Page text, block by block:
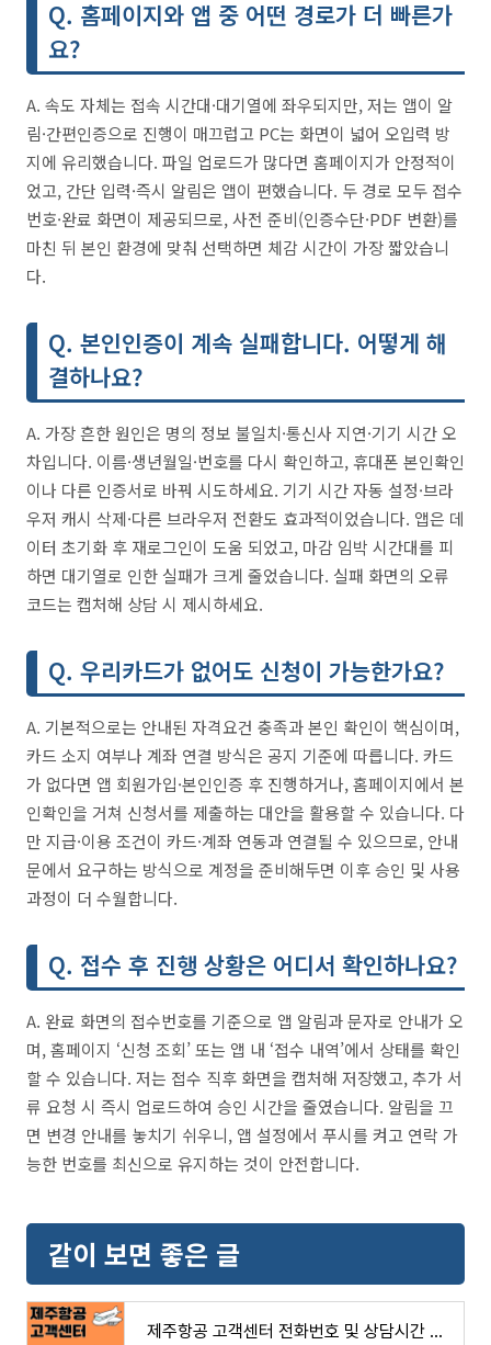
Q. 홈페이지와 앱 중 어떤 경로가 더 빠른가
요?
A. 속도 자체는 접속 시간대·대기열에 좌우되지만, 저는 앱이 알
림·간편인증으로 진행이 매끄럽고 PC는 화면이 넓어 오입력 방
지에 유리했습니다. 파일 업로드가 많다면 홈페이지가 안정적이
었고, 간단 입력·즉시 알림은 앱이 편했습니다. 두 경로 모두 접수
번호·완료 화면이 제공되므로, 사전 준비(인증수단·PDF 변환)를
마친 뒤 본인 환경에 맞춰 선택하면 체감 시간이 가장 짧았습니
다.
Q. 본인인증이 계속 실패합니다. 어떻게 해
결하나요?
A. 가장 흔한 원인은 명의 정보 불일치·통신사 지연·기기 시간 오
차입니다. 이름·생년월일·번호를 다시 확인하고, 휴대폰 본인확인
이나 다른 인증서로 바꿔 시도하세요. 기기 시간 자동 설정·브라
우저 캐시 삭제·다른 브라우저 전환도 효과적이었습니다. 앱은 데
이터 초기화 후 재로그인이 도움 되었고, 마감 임박 시간대를 피
하면 대기열로 인한 실패가 크게 줄었습니다. 실패 화면의 오류
코드는 캡처해 상담 시 제시하세요.
Q. 우리카드가 없어도 신청이 가능한가요?
A. 기본적으로는 안내된 자격요건 충족과 본인 확인이 핵심이며,
카드 소지 여부나 계좌 연결 방식은 공지 기준에 따릅니다. 카드
가 없다면 앱 회원가입·본인인증 후 진행하거나, 홈페이지에서 본
인확인을 거쳐 신청서를 제출하는 대안을 활용할 수 있습니다. 다
만 지급·이용 조건이 카드·계좌 연동과 연결될 수 있으므로, 안내
문에서 요구하는 방식으로 계정을 준비해두면 이후 승인 및 사용
과정이 더 수월합니다.
Q. 접수 후 진행 상황은 어디서 확인하나요?
A. 완료 화면의 접수번호를 기준으로 앱 알림과 문자로 안내가 오
며, 홈페이지 ‘신청 조회’ 또는 앱 내 ‘접수 내역’에서 상태를 확인
할 수 있습니다. 저는 접수 직후 화면을 캡처해 저장했고, 추가 서
류 요청 시 즉시 업로드하여 승인 시간을 줄였습니다. 알림을 끄
면 변경 안내를 놓치기 쉬우니, 앱 설정에서 푸시를 켜고 연락 가
능한 번호를 최신으로 유지하는 것이 안전합니다.
같이 보면 좋은 글
제주항공 고객센터 전화번호 및 상담시간 안내 (환불, 일정변경, 분실물 포함)